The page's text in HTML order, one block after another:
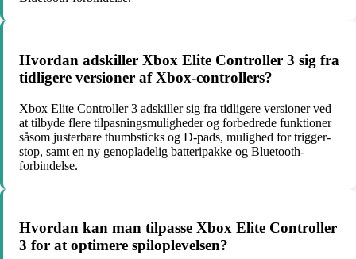
Hvordan adskiller Xbox Elite Controller 3 sig fra
tidligere versioner af Xbox-controllers?
Xbox Elite Controller 3 adskiller sig fra tidligere versioner ved
at tilbyde flere tilpasningsmuligheder og forbedrede funktioner
såsom justerbare thumbsticks og D-pads, mulighed for trigger-
stop, samt en ny genopladelig batteripakke og Bluetooth-
forbindelse.
Hvordan kan man tilpasse Xbox Elite Controller
3 for at optimere spiloplevelsen?